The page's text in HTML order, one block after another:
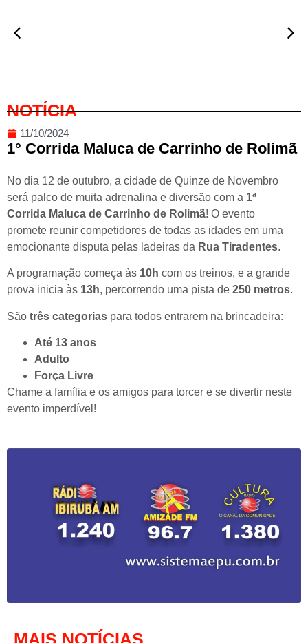
NOTÍCIA
11/10/2024
1° Corrida Maluca de Carrinho de Rolimã
No dia 12 de outubro, a cidade de Quinze de Novembro
será palco de muita adrenalina e diversão com a 1ª
Corrida Maluca de Carrinho de Rolimã! O evento
promete reunir competidores de todas as idades em uma
emocionante disputa pelas ladeiras da Rua Tiradentes.
A programação começa às 10h com os treinos, e a grande
prova inicia às 13h, percorrendo uma pista de 250 metros.
São três categorias para todos entrarem na brincadeira:
Até 13 anos
Adulto
Força Livre
Chame a família e os amigos para torcer e se divertir neste
evento imperdível!
MAIS NOTÍCIAS